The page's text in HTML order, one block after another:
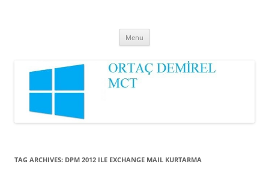
Menu
TAG ARCHIVES: DPM 2012 ILE EXCHANGE MAIL KURTARMA